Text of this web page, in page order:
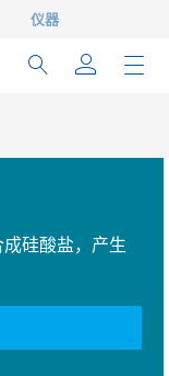
仪器
硅酸盐，产生